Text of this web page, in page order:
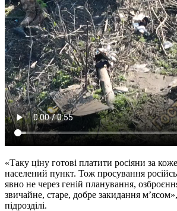
«Таку ціну готові платити росіяни за
населений пункт. Тож просування
явно не через геній планування,
звичайне, старе, добре закидання
підрозділі.